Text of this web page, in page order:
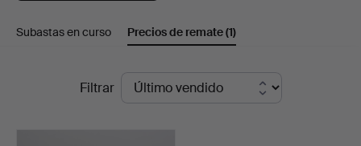
cuberterías.
Bidstrup
Subastas en curso Precios de remate(1)
Filtrar